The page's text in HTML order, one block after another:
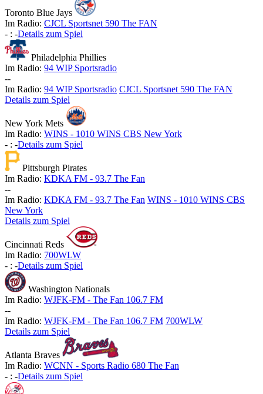
Toronto Blue Jays
Im Radio: CJCL Sportsnet 590 The FAN
- : -Details zum Spiel
Philadelphia Phillies
Im Radio: 94 WIP Sportsradio
--
Im Radio: 94 WIP Sportsradio CJCL Sportsnet 590 The FAN
Details zum Spiel
New York Mets
Im Radio: WINS - 1010 WINS CBS New York
- : -Details zum Spiel
Pittsburgh Pirates
Im Radio: KDKA FM - 93.7 The Fan
--
Im Radio: KDKA FM - 93.7 The Fan WINS - 1010 WINS CBS
New York
Details zum Spiel
Cincinnati Reds
Im Radio: 700WLW
- : -Details zum Spiel
Washington Nationals
Im Radio: WJFK-FM - The Fan 106.7 FM
--
Im Radio: WJFK-FM - The Fan 106.7 FM 700WLW
Details zum Spiel
Atlanta Braves
Im Radio: WCNN - Sports Radio 680 The Fan
- : -Details zum Spiel